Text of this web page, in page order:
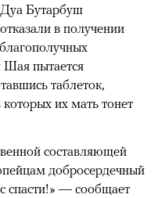
Бутарбуш
в получении
Шая пытается
таблеток,
их мать тонет
составляющей
добросердечный
спасти!» — сообщает